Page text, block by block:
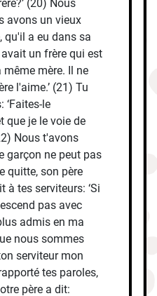
(20) Nous
avons un vieux
qu'il a eu dans sa
un frère qui est
mère. Il ne
l'aime.’ (21) Tu
‘Faites-le
que je le voie de
Nous t'avons
garçon ne peut pas
quitte, son père
à tes serviteurs: ‘Si
pas avec
admis en ma
nous sommes
serviteur mon
tes paroles,
père a dit: